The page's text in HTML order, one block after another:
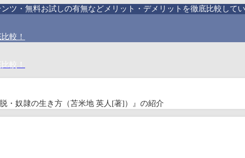
ツ・無料お試しの有無などメリット・デメリットを徹底比較してい
較！
較！
・奴隷の生き方（苫米地 英人[著]）』の紹介